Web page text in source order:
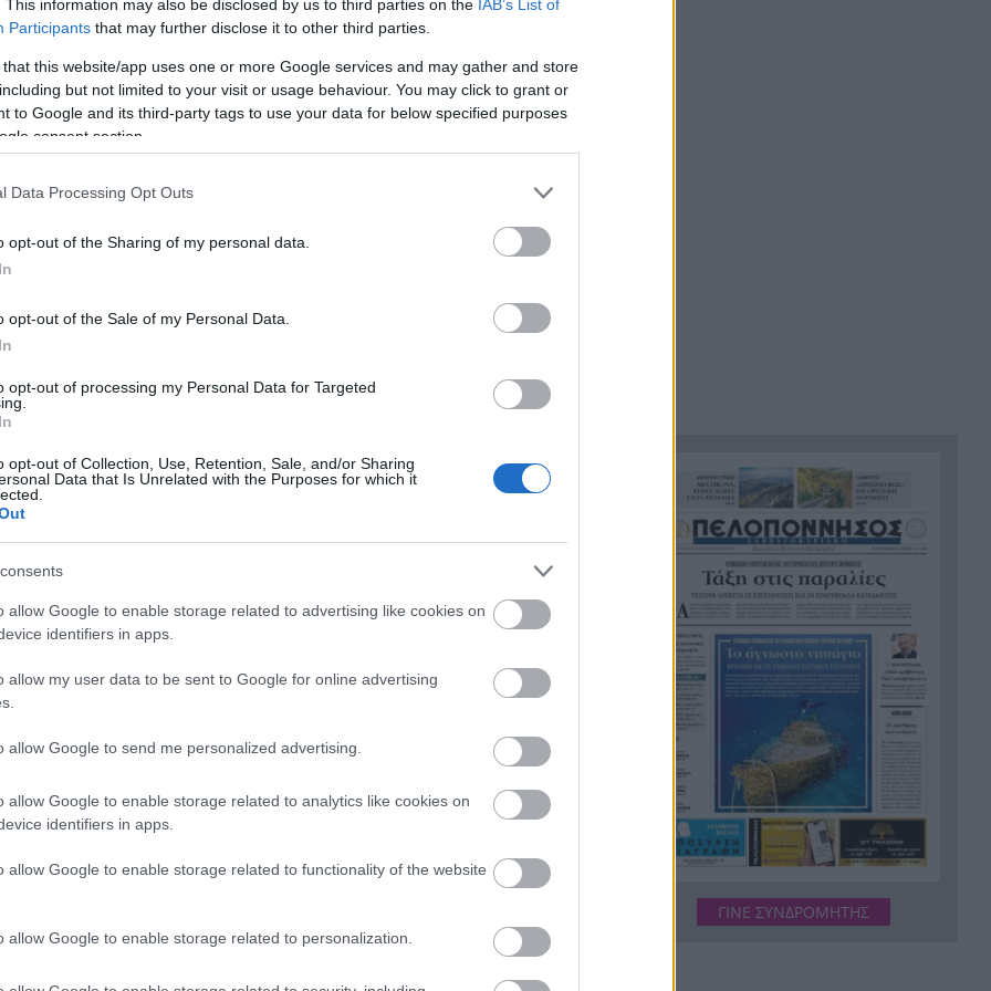
This information may also be disclosed by us to third parties on the IAB’s List of
Participants that may further disclose it to other third parties.
that this website/app uses one or more Google services and may gather and store
but not limited to your visit or usage behaviour. You may click to grant or
to Google and its third-party tags to use your data for below specified purposes
consent section.
Data Processing Opt Outs
opt-out of the Sharing of my personal data.
opt-out of the Sale of my Personal Data.
opt-out of processing my Personal Data for Targeted
opt-out of Collection, Use, Retention, Sale, and/or Sharing
Data that Is Unrelated with the Purposes for which it
allow Google to enable storage related to advertising like cookies on
identifiers in apps.
allow my user data to be sent to Google for online advertising
allow Google to send me personalized advertising.
allow Google to enable storage related to analytics like cookies on
identifiers in apps.
allow Google to enable storage related to functionality of the website
allow Google to enable storage related to personalization.
και εξετάζονται οι επαφές τους.
στην εφημερίδα «Πελοπόννησος» πως για την περίπτωση του
έχουν ταυτοποιηθεί τα στοιχεία μαθητών – χρηστώντα
για την υπόθεση
την απειλή μαχαιριού σε πρακτορείο ΟΠΑΠ, στην Πάτρα,
από το Τμήμα Δίωξης Ναρκωτικών της Υποδιεύθυνσης Ασφάλειας
Μαρούδα,έμπειρος αξιωματικός τόνισε στην «Π» πως «
είναι
χρονικά να είναι τόσο οργανωμένο μέσα σε σχολείο με
ναρκωτικών και μια ζυγαριά ακριβείας. Σύμφωνα με
στο κυλικείο ύψους περίπου 2 μέτρων, στο ισόγειο του σχολείου,
σκάλα, είχαν μετατραπεί σε αποθηκευτικούς χώρους.
οι μαθητές εντός και εκτός σχολείου, καθ’ υπόδειξη του
Έως τον Οκτώβριο η έξαρση
των κρουσμάτων για τον ιό
του Δυτικού Νείλου
Χωροταξικό για τον Τουρισμό:
Νέοι όροι για ξενοδοχεία,
βραχυχρόνιες μισθώσεις και
προστατευόμενες περιοχές
Κάνναβη, skunk, 90.000 ευρώ
και τρεις συλλήψεις στην
Αττική, ΒΙΝΤΕΟ
16:24
«Ιδιαίτερα δυσμενείς
πυρομετεωρολογικές συνθήκες
αναμένονται το επόμενο
48ωρο», κόκκινος συναγερμός
«Φοβόμουν ότι θα πεθάνω»:
ΓΙΝΕ ΣΥΝΔΡΟΜΗΤΗΣ